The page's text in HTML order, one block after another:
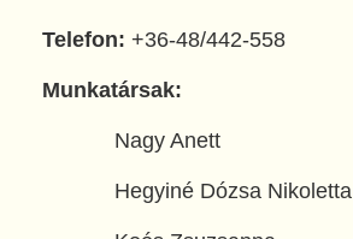
Telefon: +36-48/442-558
Munkatársak:
Nagy Anett
Hegyiné Dózsa Nikoletta